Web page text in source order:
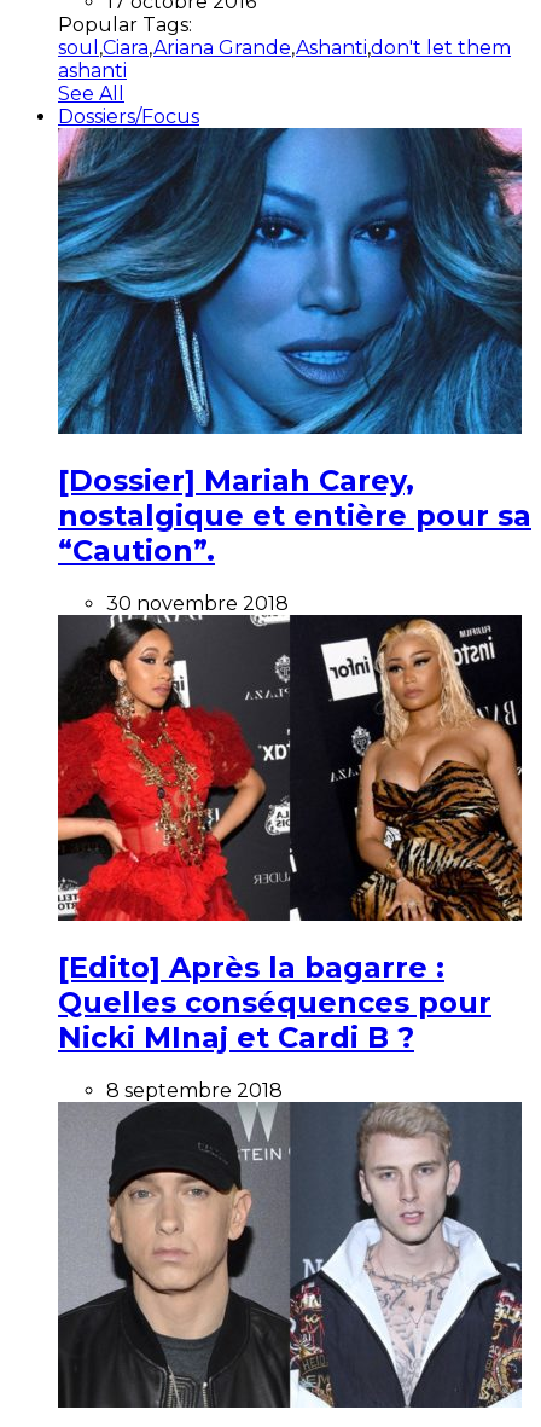
Popular Tags:
soul ,Ciara,Ariana Grande,Ashanti,don't let them
ashanti
See All
Dossiers/Focus
[Dossier] Mariah Carey,
nostalgique et entière pour sa
“Caution”.
30 novembre 2018
[Edito] Après la bagarre :
Quelles conséquences pour
Nicki MInaj et Cardi B ?
8 septembre 2018